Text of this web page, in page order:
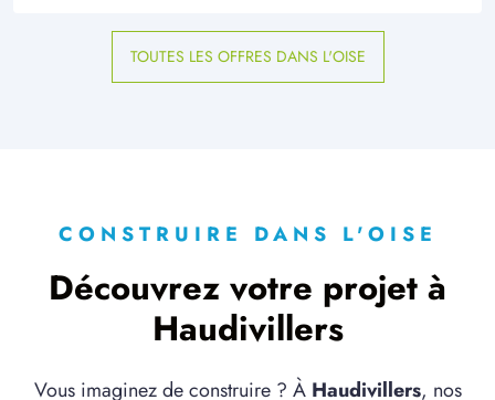
Saint-Aubin-sous-Erquery(60600)
TOUTES LES OFFRES DANS L'OISE
CONSTRUIRE DANS L'OISE
Découvrez votre projet à
Haudivillers
Vous imaginez de construire ? À Haudivillers, nos